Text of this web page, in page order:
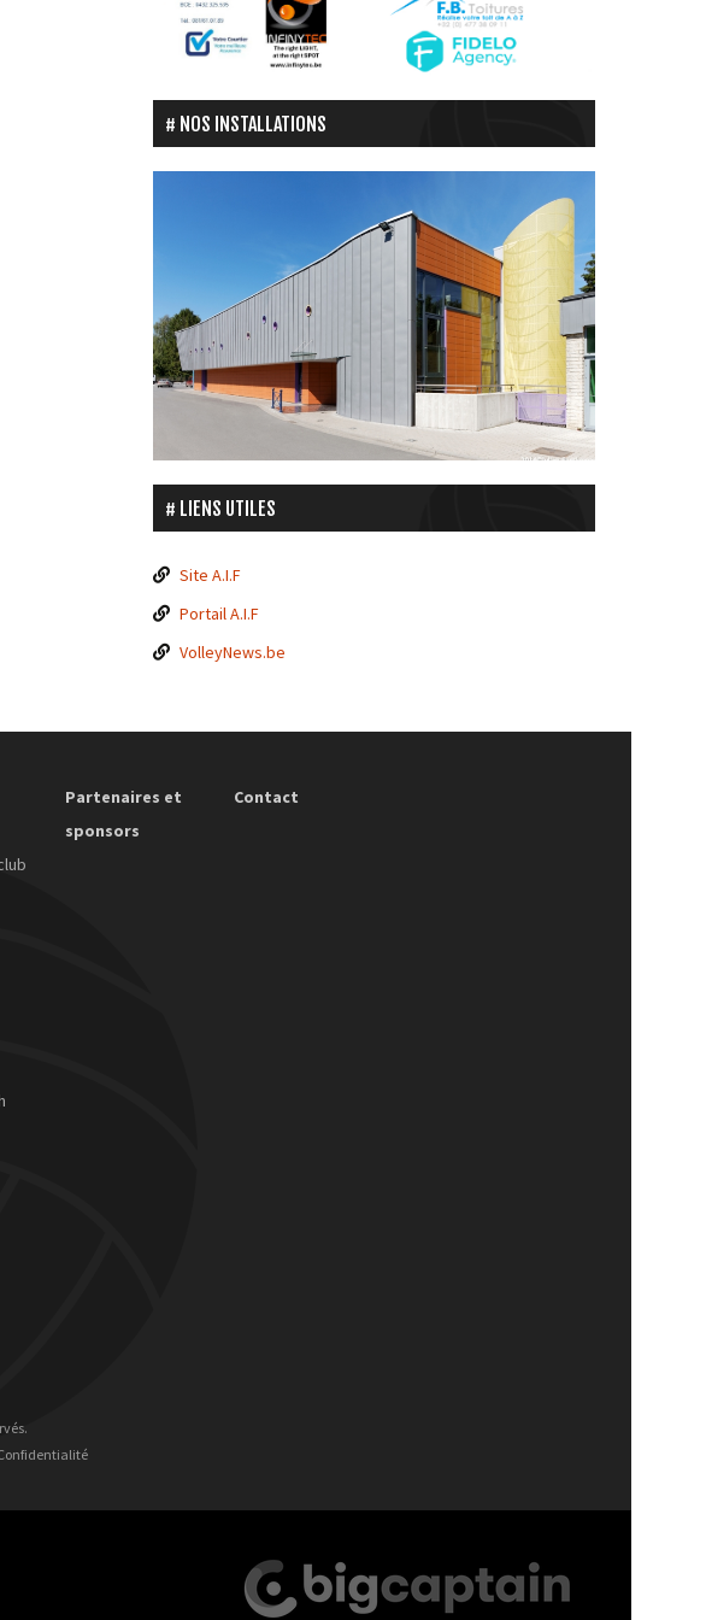
NOS INSTALLATIONS
LIENS UTILES
Site A.I.F
Portail A.I.F
VolleyNews.be
Partenaires et
sponsors
Contact